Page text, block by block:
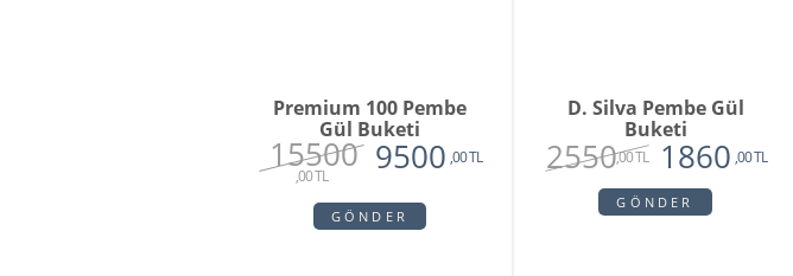
Premium 100 Pembe
Gül Buketi
15500
,00 TL 9500 ,00 TL
GÖNDER
D. Silva Pembe Gül
Buketi
2550,00 TL 1860 ,00 TL
GÖNDER